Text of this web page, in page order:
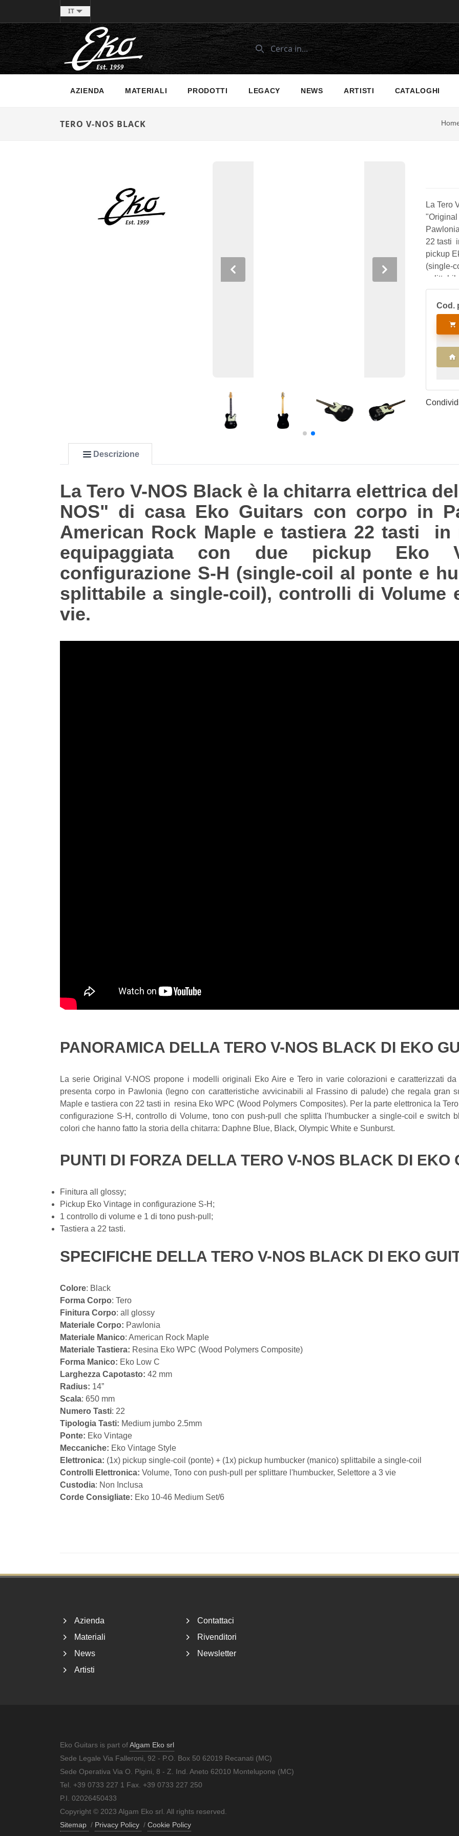
IT
AZIENDA MATERIALI PRODOTTI LEGACY NEWS ARTISTI CATALOGHI
TERO V-NOS BLACK
Previous Next
La Tero
"Original
22 tasti
pickup
(single-
switch a
Cod.
Descrizione
La Tero V-NOS Black è la chitarra elettrica
NOS" di casa Eko Guitars con corpo in
American Rock Maple e tastiera 22 tasti in
equipaggiata con due pickup Eko
configurazione S-H (single-coil al ponte e
splittabile a single-coil), controlli di Volume
vie.
PANORAMICA DELLA TERO V-NOS BLACK DI EKO
La serie Original V-NOS propone i modelli originali Eko Aire e Tero in varie colorazioni e caratterizzati
presenta corpo in Pawlonia (legno con caratteristiche avvicinabili al Frassino di palude) che regala gran
Maple e tastiera con 22 tasti in resina Eko WPC (Wood Polymers Composites). Per la parte elettronica la
configurazione S-H, controllo di Volume, tono con push-pull che splitta l'humbucker a single-coil e switch
colori che hanno fatto la storia della chitarra: Daphne Blue, Black, Olympic White e Sunburst.
PUNTI DI FORZA DELLA TERO V-NOS BLACK DI EKO
Finitura all glossy;
Pickup Eko Vintage in configurazione S-H;
1 controllo di volume e 1 di tono push-pull;
Tastiera a 22 tasti.
SPECIFICHE DELLA TERO V-NOS BLACK DI EKO
Colore: Black
Forma Corpo: Tero
Finitura Corpo: all glossy
Materiale Corpo: Pawlonia
Materiale Manico: American Rock Maple
Materiale Tastiera: Resina Eko WPC (Wood Polymers Composite)
Forma Manico: Eko Low C
Larghezza Capotasto: 42 mm
Radius: 14”
Scala: 650 mm
Numero Tasti: 22
Tipologia Tasti: Medium jumbo 2.5mm
Ponte: Eko Vintage
Meccaniche: Eko Vintage Style
Elettronica: (1x) pickup single-coil (ponte) + (1x) pickup humbucker (manico) splittabile a single-coil
Controlli Elettronica: Volume, Tono con push-pull per splittare l'humbucker, Selettore a 3 vie
Custodia: Non Inclusa
Corde Consigliate: Eko 10-46 Medium Set/6
Azienda
Materiali
News
Artisti
Contattaci
Rivenditori
Newsletter
Eko Guitars is part ofAlgam Eko srl
Sede Legale Via Falleroni, 92 - P.O. Box 50 62019 Recanati (MC)
Sede Operativa Via O. Pigini, 8 - Z. Ind. Aneto 62010 Montelupone (MC)
Tel. +39 0733 227 1 Fax. +39 0733 227 250
P.I. 02026450433
Copyright © 2023 Algam Eko srl. All rights reserved.
Sitemap / Privacy Policy / Cookie Policy